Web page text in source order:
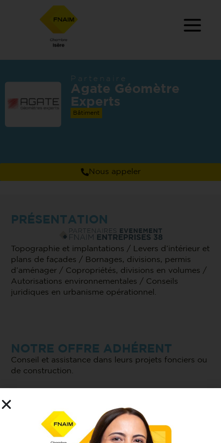
Partenaire
Agate Géomètre
Experts
Bâtiment
Nous appeler
PRÉSENTATION
Topographie et implantations / Levers d’intérieur et
plans de façades / Bornages, divisions, permis
d’aménager / Copropriétés, divisions en volumes /
Autorisations environnementales / Conseils
juridiques en urbanisme opérationnel.
NOTRE OFFRE ADHÉRENT
Conseil et assistance dans leurs projets fonciers ou
de construction.
CONTACT